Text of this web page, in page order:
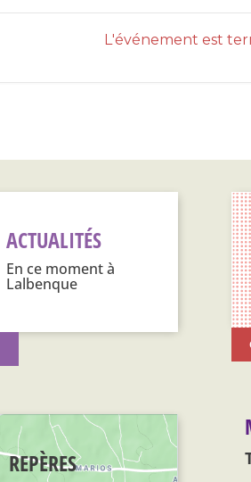
L'événement est
ACTUALITÉS
En ce moment à
Lalbenque
REPÈRES